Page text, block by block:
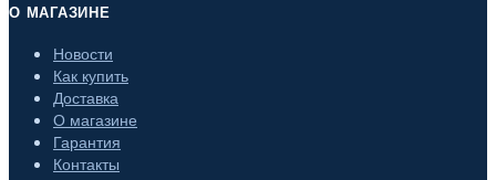
О МАГАЗИНЕ
Новости
Как купить
Доставка
О магазине
Гарантия
Контакты